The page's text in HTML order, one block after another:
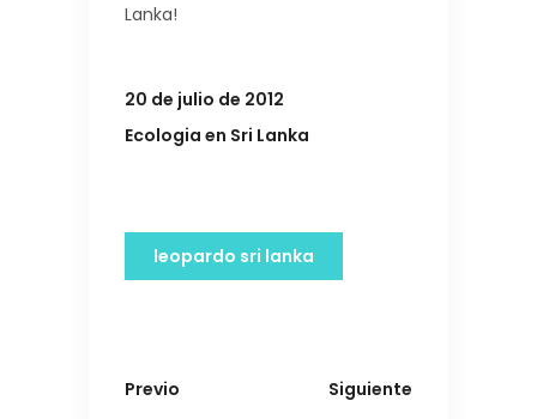
Lanka!
20 de julio de 2012
Ecologia en Sri Lanka
leopardo sri lanka
Previo Siguiente